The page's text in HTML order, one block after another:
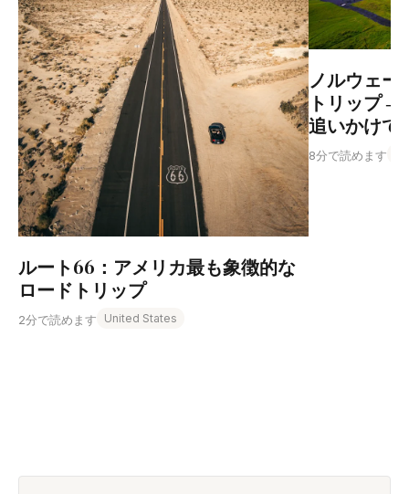
ルート66：アメリカ最も象徴的な
ロードトリップ
2分で読めます United States
ノルウェー
トリップ
追いかけて
8分で読めます